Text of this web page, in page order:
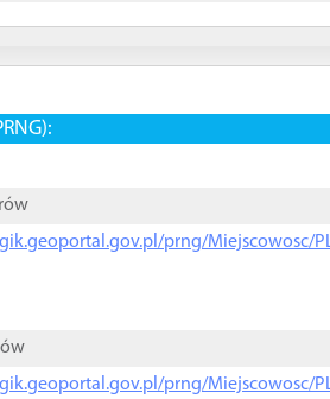
prng/Miejscowosc/
prng/Miejscowosc/